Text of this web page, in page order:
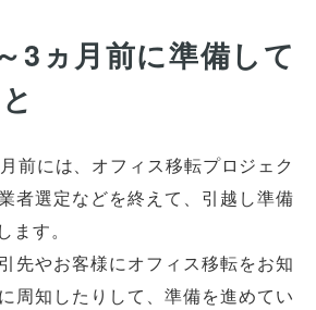
3ヵ月前に準備して
前には、オフィス移転プロジェク
者選定などを終えて、引越し準備
ます。
先やお客様にオフィス移転をお知
周知したりして、準備を進めてい